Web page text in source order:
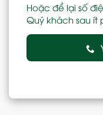
Hoặc để lại số
Quý khách sau ít